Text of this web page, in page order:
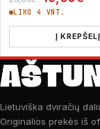
LIKO 4 VNT.
Į KREPŠELĮ
Lietuviška dviračių
Originalios prekės iš